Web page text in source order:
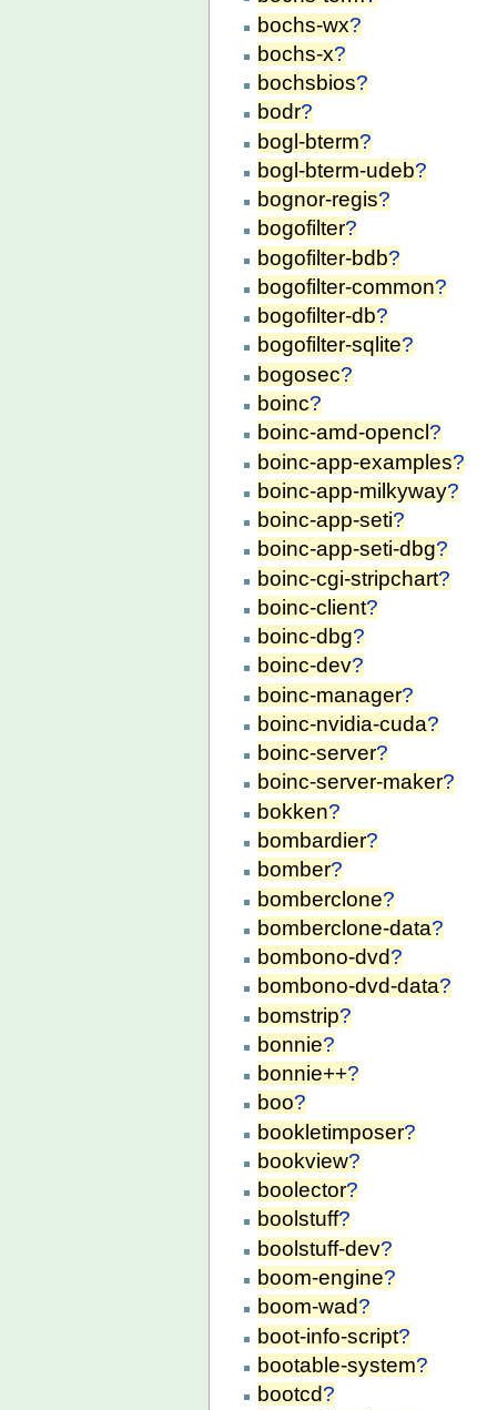
bochs-wx?
bochs-x?
bochsbios?
bodr?
bogl-bterm?
bogl-bterm-udeb?
bognor-regis?
bogofilter?
bogofilter-bdb?
bogofilter-common?
bogofilter-db?
bogofilter-sqlite?
bogosec?
boinc?
boinc-amd-opencl ?
boinc-app-examples?
boinc-app-milkyway?
boinc-app-seti?
boinc-app-seti-dbg?
boinc-cgi-stripchart?
boinc-client?
boinc-dbg?
boinc-dev?
boinc-manager?
boinc-nvidia-cuda?
boinc-server?
boinc-server-maker?
bokken?
bombardier?
bomber?
bomberclone?
bomberclone-data?
bombono-dvd?
bombono-dvd-data?
bomstrip?
bonnie?
bonnie++?
boo?
bookletimposer?
bookview?
boolector?
boolstuff?
boolstuff-dev?
boom-engine?
boom-wad?
boot-info-script?
bootable-system?
bootcd?